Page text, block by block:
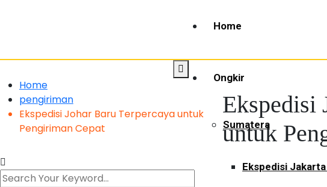
Home
Ongkir
Sumatera
Ekspedisi
Home
pengiriman
Ekspedisi Johar Baru Terpercaya untuk
Pengiriman Cepat
Ekspedisi
untuk